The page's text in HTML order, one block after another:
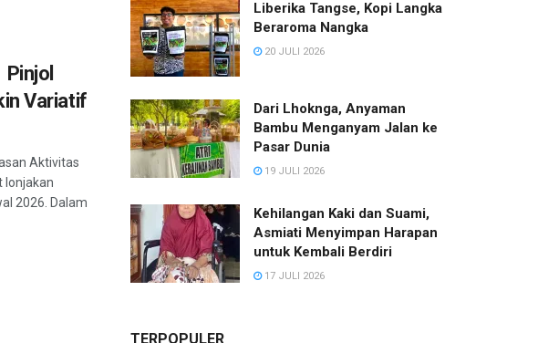
Variatif
Aktivitas
lonjakan
2026. Dalam
Liberika Tangse, Kopi Langka
Beraroma Nangka
20 JULI 2026
Dari Lhoknga, Anyaman
Bambu Menganyam Jalan ke
Pasar Dunia
19 JULI 2026
Kehilangan Kaki dan Suami,
Asmiati Menyimpan Harapan
untuk Kembali Berdiri
17 JULI 2026
TERPOPULER